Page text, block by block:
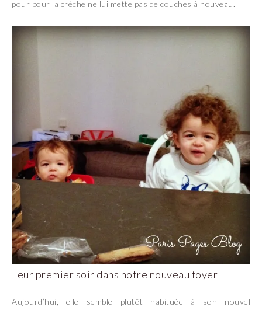
pour pour la crèche ne lui mette pas de couches à nouveau.
Leur premier soir dans notre nouveau foyer
Aujourd’hui, elle semble plutôt habituée à son nouvel